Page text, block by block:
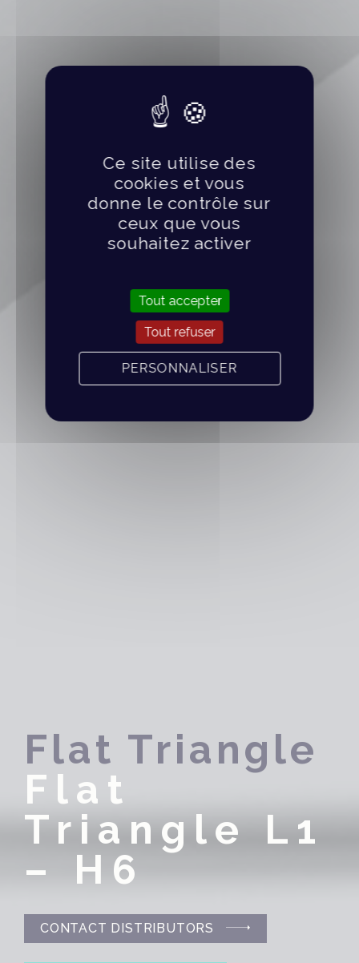
Flat Triangle
Flat
Triangle L1
– H6
CONTACT DISTRIBUTORS
Ce site utilise des
cookies et vous
donne le contrôle sur
ceux que vous
souhaitez activer
Tout accepter
Tout refuser
PERSONNALISER